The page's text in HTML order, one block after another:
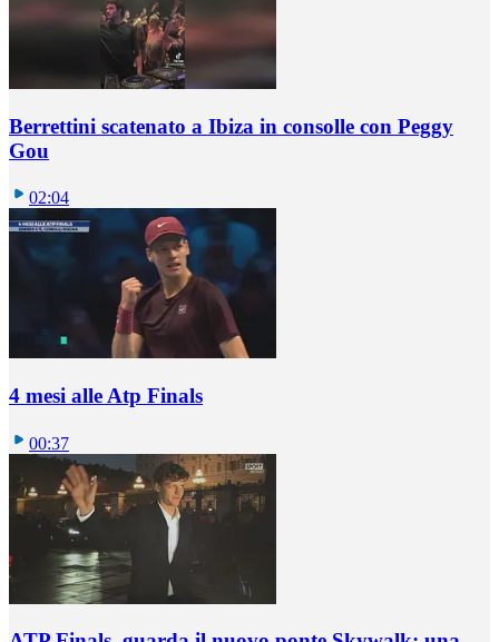
Berrettini scatenato a Ibiza in consolle con Peggy
Gou
02:04
4 mesi alle Atp Finals
00:37